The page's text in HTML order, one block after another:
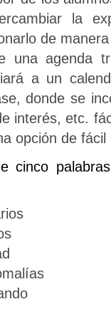
la
de
una agenda
a un
donde se
interés, etc.
opción de
cinco